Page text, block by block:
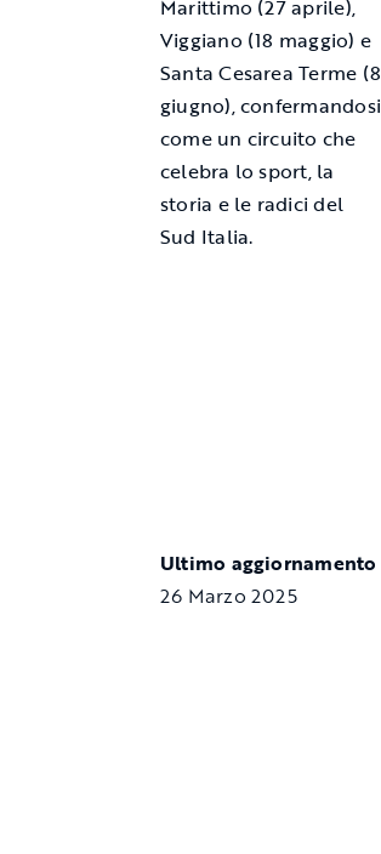
Marittimo (27 aprile),
Viggiano (18 maggio) e
Santa Cesarea Terme (8
giugno), confermandosi
come un circuito che
celebra lo sport, la
storia e le radici del
Sud Italia.
Ultimo aggiornamento
26 Marzo 2025